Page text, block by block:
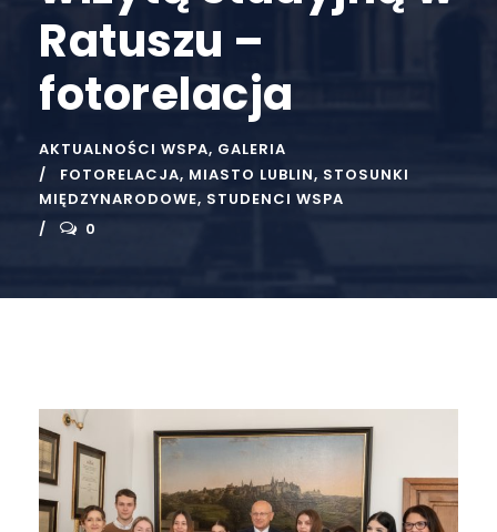
Ratuszu –
fotorelacja
AKTUALNOŚCI WSPA, GALERIA
FOTORELACJA, MIASTO LUBLIN, STOSUNKI
MIĘDZYNARODOWE, STUDENCI WSPA
0